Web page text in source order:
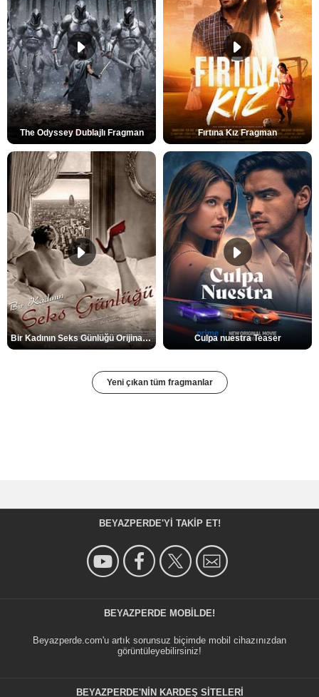
The Odyssey Dublajlı Fragman Fırtına Kız Fragman
Bir Kadının Seks Günlüğü Orijinal Fragman Culpa nuestra Teaser
Yeni çıkan tüm fragmanlar
BEYAZPERDE'YI TAKIP ET!
BEYAZPERDE MOBILDE!
Beyazperde.com'u artık sorunsuz biçimde mobil cihazınızdan
görüntüleyebilirsiniz!
BEYAZPERDE'NIN KARDEŞ SİTELERİ